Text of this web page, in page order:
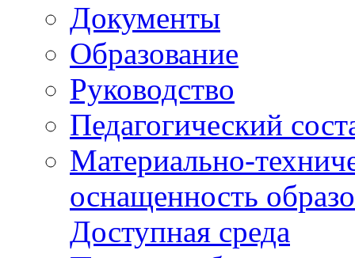
Документы
Образование
Руководство
Педагогический
Материально-
оснащенность
Доступная среда